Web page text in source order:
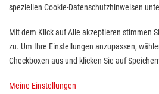
Schulbegleiter /
(m/w/d) –
speziellen Cookie-Datenschutzhinweisen
Mit dem Klick auf Alle akzeptieren stimmen
zu. Um Ihre Einstellungen anzupassen,
Checkboxen aus und klicken Sie auf
Meine Einstellungen